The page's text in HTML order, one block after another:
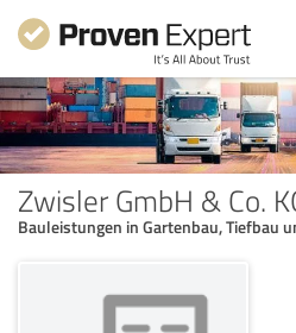
Zwisler GmbH & Co.
Bauleistungen in Gartenbau, Tiefbau